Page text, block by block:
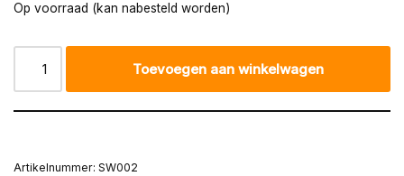
Op voorraad (kan nabesteld worden)
Toevoegen aan winkelwagen
Artikelnummer: SW002